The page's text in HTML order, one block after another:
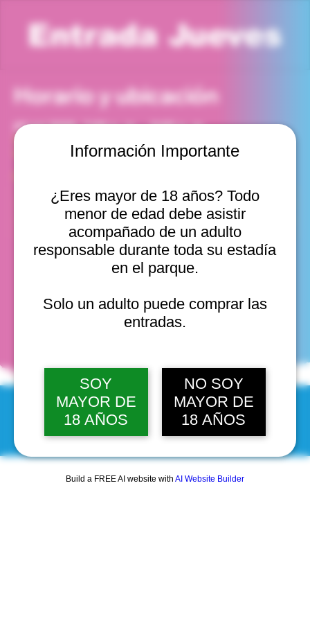
Información Importante
¿Eres mayor de 18 años? Todo
menor de edad debe asistir
acompañado de un adulto
responsable durante toda su estadía
en el parque.
Solo un adulto puede comprar las
entradas.
SOY
MAYOR DE
18 AÑOS
NO SOY
MAYOR DE
18 AÑOS
Build a FREE AI website with AI Website Builder
Entrada Jueves
Horario y ubicación
23 jul 2026, 7:00 p. m. – 8:00 p. m.
Viña del Mar, Cam. Internacional 2440, Viña del Mar,
Valparaíso, Chile
jue, 13 ago, 10:00 a. m.
jue, 13 ago, 11:00 a. m.
jue, 13 ago, 12:00 p. m.
Ver 10
fechas
© 2025 by Scantastic.